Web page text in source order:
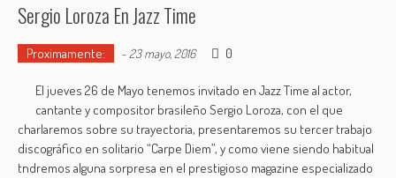
Sergio Loroza En Jazz Time
Proximamente: - 23 mayo, 2016 0
El jueves 26 de Mayo tenemos invitado en Jazz Time al actor,
cantante y compositor brasileño Sergio Loroza, con el que
charlaremos sobre su trayectoria, presentaremos su tercer trabajo
discográfico en solitario “Carpe Diem”, y como viene siendo habitual
tndremos alguna sorpresa en el prestigioso magazine especializado